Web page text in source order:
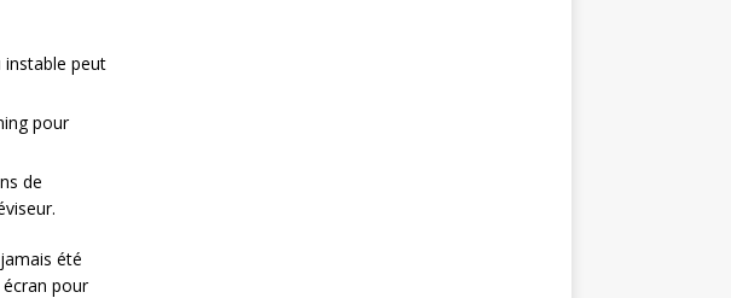
instable peut
pour
de
été
pour